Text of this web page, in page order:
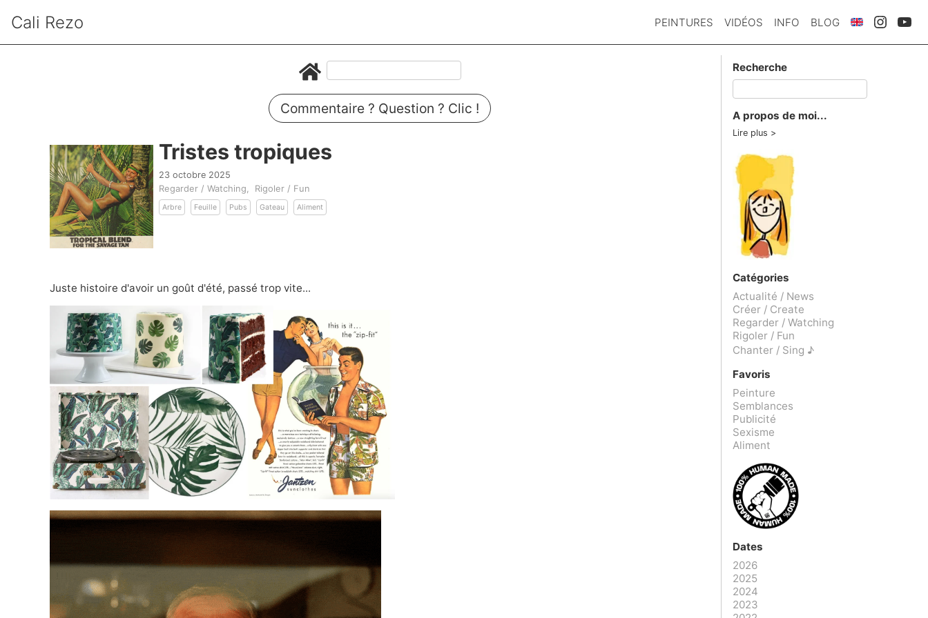
Cali Rezo PEINTURES VIDÉOS INFO BLOG
Commentaire ? Question ? Clic !
Tristes tropiques
23 octobre 2025
Regarder / Watching Rigoler / Fun
Arbre Feuille Pubs Gateau Aliment
Juste histoire d'avoir un goût d'été, passé trop vite...
Recherche
A propos de moi...
Lire plus
Catégories
Actualité / News
Créer / Create
Regarder / Watching
Rigoler / Fun
Chanter / Sing ♪
Favoris
Peinture
Semblances
Publicité
Sexisme
Aliment
Dates
2026
2025
2024
2023